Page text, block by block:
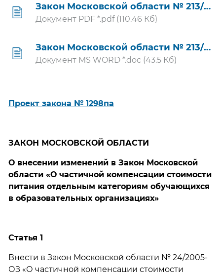
Закон Московской области № 213/2019-ОЗ
Документ PDF *.pdf (110.46 Кб)
Закон Московской области № 213/2019-ОЗ
Документ MS WORD *.doc (43.5 Кб)
Проект закона № 1298па
ЗАКОН МОСКОВСКОЙ ОБЛАСТИ
О внесении изменений в Закон Московской
области «О частичной компенсации стоимости
питания отдельным категориям обучающихся
в образовательных организациях»
Статья 1
Внести в Закон Московской области № 24/2005-
ОЗ «О частичной компенсации стоимости